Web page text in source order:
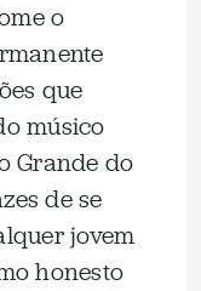
o
que
músico
Grande do
de se
jovem
honesto